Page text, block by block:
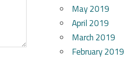
May 2019
April 2019
March 2019
February 2019